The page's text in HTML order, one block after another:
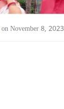
on November 8, 2023